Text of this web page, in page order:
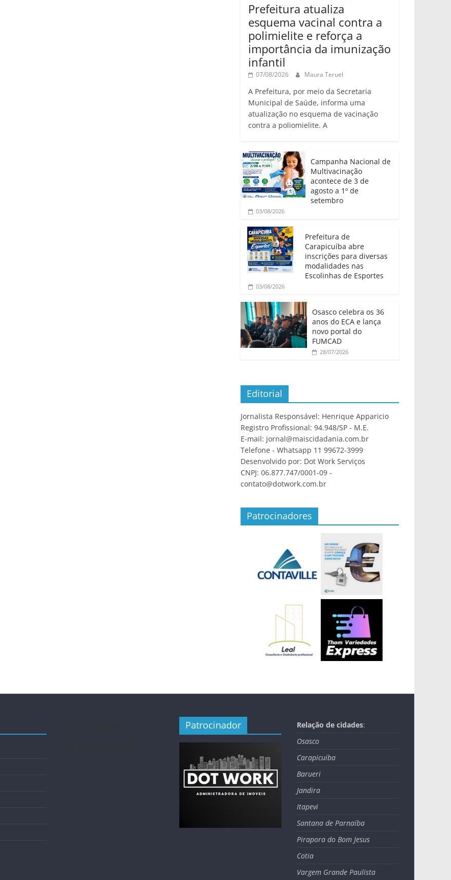
Prefeitura atualiza
esquema vacinal contra a
polimielite e reforça a
importância da imunização
infantil
07/08/2026 Maura Teruel
A Prefeitura, por meio da Secretaria
Municipal de Saúde, informa uma
atualização no esquema de vacinação
contra a poliomielite. A
Campanha Nacional de
Multivacinação
acontece de 3 de
agosto a 1º de
setembro
03/08/2026
Prefeitura de
Carapicuíba abre
inscrições para diversas
modalidades nas
Escolinhas de Esportes
03/08/2026
Osasco celebra os 36
anos do ECA e lança
novo portal do
FUMCAD
28/07/2026
Editorial
Jornalista Responsável: Henrique Apparicio
Registro Profissional: 94.948/SP - M.E.
E-mail: jornal@maiscidadania.com.br
Telefone - Whatsapp 11 99672-3999
Desenvolvido por: Dot Work Serviços
CNPJ: 06.877.747/0001-09 -
contato@dotwork.com.br
Patrocinadores
Patrocinador Relação de cidades:
Osasco
Carapicuíba
Barueri
Jandira
Itapevi
Santana de Parnaíba
Pirapora do Bom Jesus
Cotia
Vargem Grande Paulista